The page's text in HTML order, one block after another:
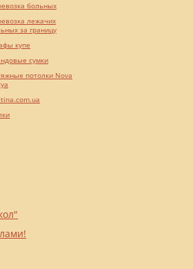
больных
лежачих
за границу
купе
сумки
потолки Nova